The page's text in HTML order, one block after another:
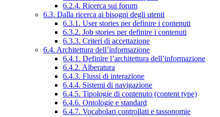
6.2.4. Ricerca sui forum
6.3. Dalla ricerca ai bisogni degli utenti
6.3.1. User stories per definire i contenuti
6.3.2. Job stories per definire i contenuti
6.3.3. Criteri di accettazione
6.4. Architettura dell’informazione
6.4.1. Definire l’architettura dell’informazione
6.4.2. Alberatura
6.4.3. Flussi di interazione
6.4.4. Sistemi di navigazione
6.4.5. Tipologie di contenuto (content type)
6.4.6. Ontologie e standard
6.4.7. Vocabolari controllati e tassonomie